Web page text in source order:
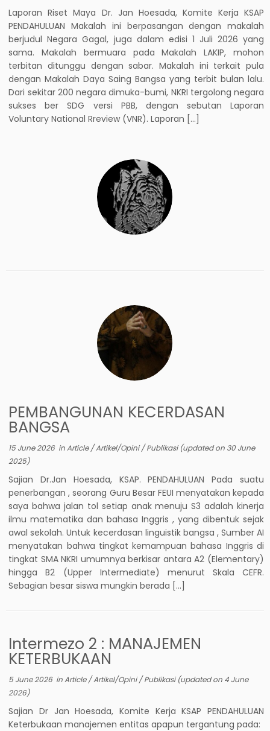
Laporan Riset Maya Dr. Jan Hoesada, Komite Kerja KSAP
PENDAHULUAN Makalah ini berpasangan dengan makalah
berjudul Negara Gagal, juga dalam edisi 1 Juli 2026 yang
sama. Makalah bermuara pada Makalah LAKIP, mohon
terbitan ditunggu dengan sabar. Makalah ini terkait pula
dengan Makalah Daya Saing Bangsa yang terbit bulan lalu.
Dari sekitar 200 negara dimuka-bumi, NKRI tergolong negara
sukses ber SDG versi PBB, dengan sebutan Laporan
Voluntary National Rreview (VNR). Laporan […]
PEMBANGUNAN KECERDASAN
BANGSA
15 June 2026inArticle/Artikel/Opini/Publikasi(updated on 30 June
2025)
Sajian Dr.Jan Hoesada, KSAP. PENDAHULUAN Pada suatu
penerbangan , seorang Guru Besar FEUI menyatakan kepada
saya bahwa jalan tol setiap anak menuju S3 adalah kinerja
ilmu matematika dan bahasa Inggris , yang dibentuk sejak
awal sekolah. Untuk kecerdasan linguistik bangsa , Sumber AI
menyatakan bahwa tingkat kemampuan bahasa Inggris di
tingkat SMA NKRI umumnya berkisar antara A2 (Elementary)
hingga B2 (Upper Intermediate) menurut Skala CEFR.
Sebagian besar siswa mungkin berada […]
Intermezo 2 : MANAJEMEN
KETERBUKAAN
5 June 2026inArticle/Artikel/Opini/Publikasi(updated on 4 June
2026)
Sajian Dr Jan Hoesada, Komite Kerja KSAP PENDAHULUAN
Keterbukaan manajemen entitas apapun tergantung pada: